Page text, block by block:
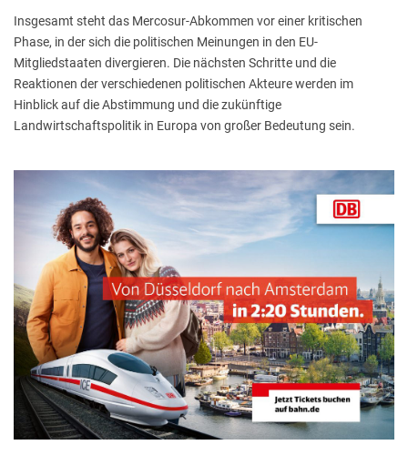
Insgesamt steht das Mercosur-Abkommen vor einer kritischen
Phase, in der sich die politischen Meinungen in den EU-
Mitgliedstaaten divergieren. Die nächsten Schritte und die
Reaktionen der verschiedenen politischen Akteure werden im
Hinblick auf die Abstimmung und die zukünftige
Landwirtschaftspolitik in Europa von großer Bedeutung sein.